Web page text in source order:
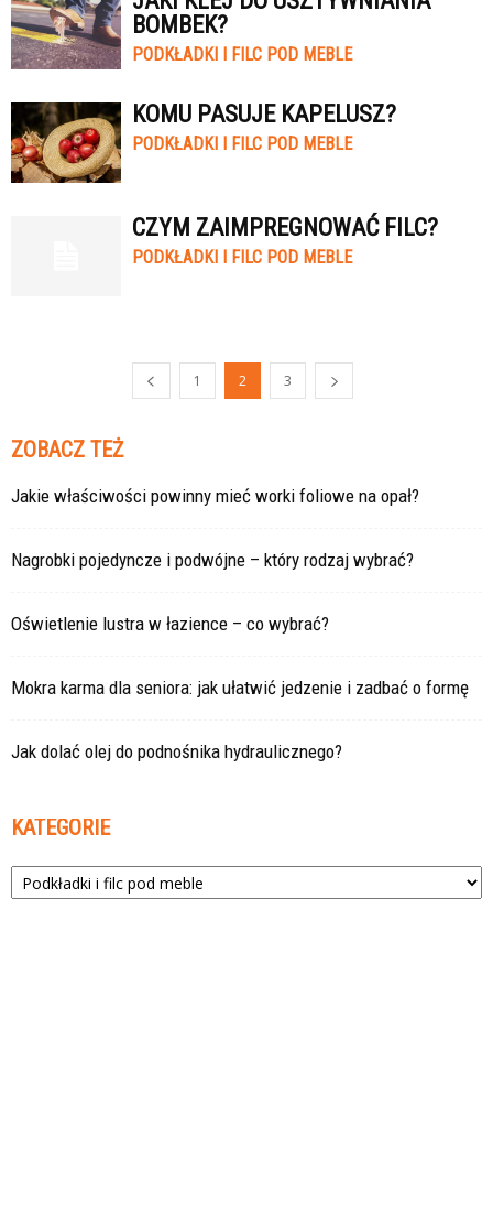
BOMBEK?
PODKŁADKI I FILC POD MEBLE
KOMU PASUJE KAPELUSZ?
PODKŁADKI I FILC POD MEBLE
CZYM ZAIMPREGNOWAĆ FILC?
PODKŁADKI I FILC POD MEBLE
1 2 3
ZOBACZ TEŻ
Jakie właściwości powinny mieć worki foliowe na opał?
Nagrobki pojedyncze i podwójne – który rodzaj wybrać?
Oświetlenie lustra w łazience – co wybrać?
Mokra karma dla seniora: jak ułatwić jedzenie i zadbać o formę
Jak dolać olej do podnośnika hydraulicznego?
KATEGORIE
Kategorie